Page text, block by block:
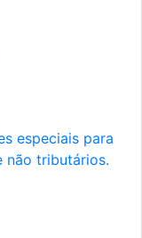
especiais para
não tributários.